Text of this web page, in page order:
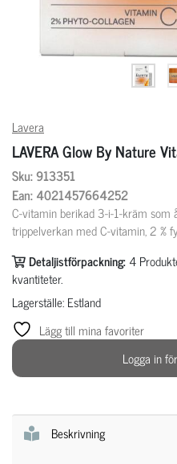
Lavera
LAVERA Glow By Nature
Sku: 913351
Ean: 4021457664252
C-vitamin berikad 3-i-1-kräm som
trippelverkan med C-vitamin, 2 %
Detaljistförpackning: 4
kvantiteter.
Lagerställe: Estland
Lägg till mina favoriter
Logga in
Beskrivning